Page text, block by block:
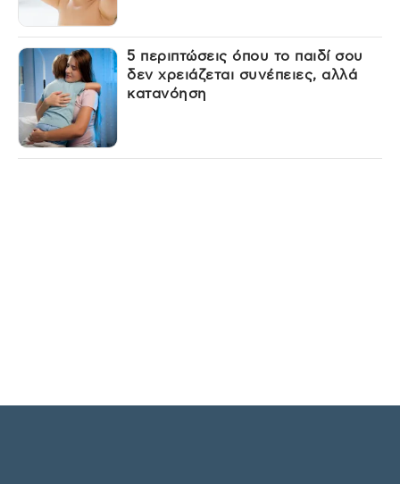
5 περιπτώσεις όπου το παιδί σου
δεν χρειάζεται συνέπειες, αλλά
κατανόηση